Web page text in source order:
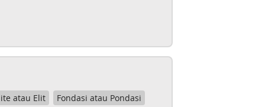
atau Elit
Fondasi atau Pondasi